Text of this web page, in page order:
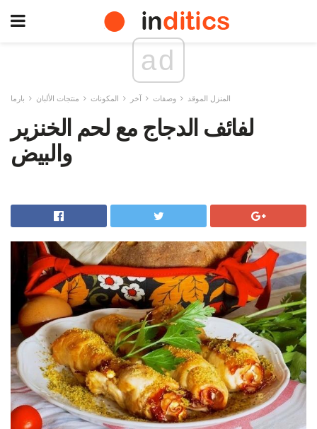
ad
المنزل الموقد وصفات آخر المكونات منتجات الألبان بارما
لفائف الدجاج مع لحم الخنزير
والبيض